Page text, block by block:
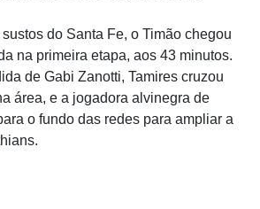
do Santa Fe, o Timão chegou
na primeira etapa, aos 43 minutos.
de Gabi Zanotti, Tamires cruzou
área, e a jogadora alvinegra de
o fundo das redes para ampliar a